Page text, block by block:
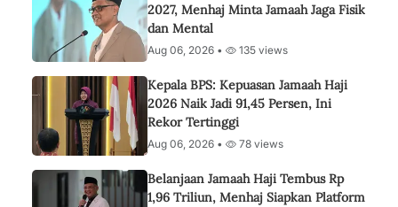
2027, Menhaj Minta Jamaah Jaga Fisik
dan Mental
Aug 06, 2026 • 135 views
Kepala BPS: Kepuasan Jamaah Haji
2026 Naik Jadi 91,45 Persen, Ini
Rekor Tertinggi
Aug 06, 2026 • 78 views
Belanjaan Jamaah Haji Tembus Rp
1,96 Triliun, Menhaj Siapkan Platform